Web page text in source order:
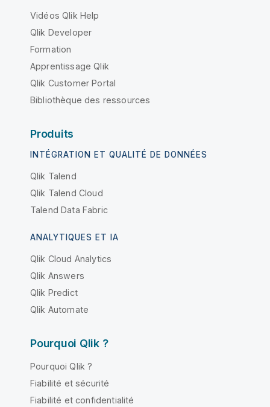
Vidéos Qlik Help
Qlik Developer
Formation
Apprentissage Qlik
Qlik Customer Portal
Bibliothèque des ressources
Produits
INTÉGRATION ET QUALITÉ DE DONNÉES
Qlik Talend
Qlik Talend Cloud
Talend Data Fabric
ANALYTIQUES ET IA
Qlik Cloud Analytics
Qlik Answers
Qlik Predict
Qlik Automate
Pourquoi Qlik ?
Pourquoi Qlik ?
Fiabilité et sécurité
Fiabilité et confidentialité